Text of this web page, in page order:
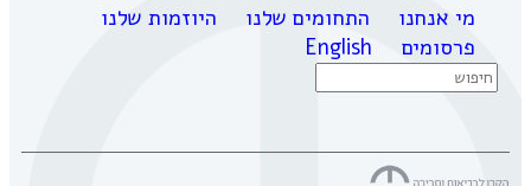
מי אנחנו התחומים שלנו
היוזמות שלנו
פרסומים
English
Search